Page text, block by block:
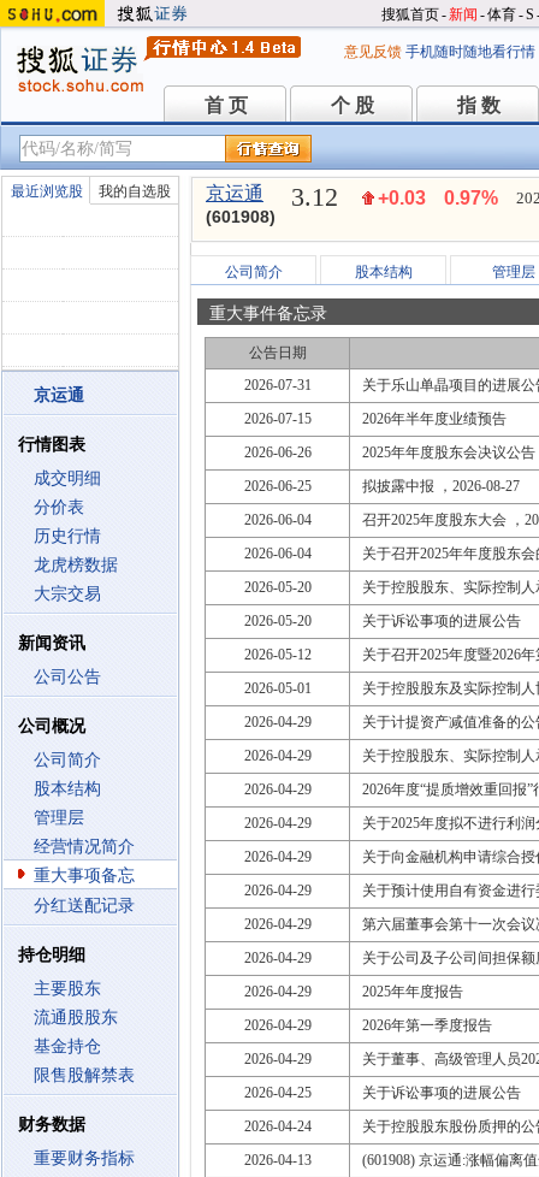
搜狐首页-新闻 -体育-S
意见反馈 手机随时随地看行情
首 页
首 页 个 股
个 股 指 数
指 数
最近浏览股 我的自选股
京运通
行情图表
成交明细
分价表
历史行情
龙虎榜数据
大宗交易
新闻资讯
公司公告
公司概况
公司简介
股本结构
管理层
经营情况简介
重大事项备忘
分红送配记录
持仓明细
主要股东
流通股股东
基金持仓
限售股解禁表
财务数据
重要财务指标
京运通
(601908)
3.12 +0.03 0.97%
公司简介 股本结构 管理层
重大事件备忘录
公告日期
2026-07-31
关于乐山单晶项目的进展公
2026-07-15
2026年半年度业绩预告
2026-06-26
2025年年度股东会决议公告
2026-06-25
拟披露中报 ，2026-08-27
2026-06-04
召开2025年度股东大会 ，
2026-06-04
关于召开2025年年度股东
2026-05-20
关于控股股东、实际控制
2026-05-20
关于诉讼事项的进展公告
2026-05-12
关于召开2025年度暨2026
2026-05-01
关于控股股东及实际控制
2026-04-29
关于计提资产减值准备的公
2026-04-29
关于控股股东、实际控制
2026-04-29
2026年度“提质增效重回报”
2026-04-29
关于2025年度拟不进行利
2026-04-29
关于向金融机构申请综合
2026-04-29
关于预计使用自有资金进
2026-04-29
第六届董事会第十一次会议
2026-04-29
关于公司及子公司间担保
2026-04-29
2025年年度报告
2026-04-29
2026年第一季度报告
2026-04-29
关于董事、高级管理人员
2026-04-25
关于诉讼事项的进展公告
2026-04-24
关于控股股东股份质押的公
2026-04-13
(601908) 京运通:涨幅偏离